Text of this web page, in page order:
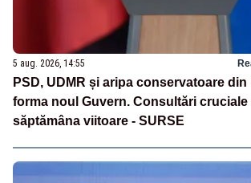
5 aug. 2026, 14:55
PSD, UDMR și aripa conservatoare
forma noul Guvern. Consultări
săptămâna viitoare - SURSE